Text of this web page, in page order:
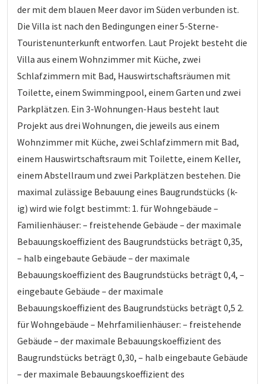
der mit dem blauen Meer davor im Süden verbunden ist.
Die Villa ist nach den Bedingungen einer 5-Sterne-
Touristenunterkunft entworfen. Laut Projekt besteht die
Villa aus einem Wohnzimmer mit Küche, zwei
Schlafzimmern mit Bad, Hauswirtschaftsräumen mit
Toilette, einem Swimmingpool, einem Garten und zwei
Parkplätzen. Ein 3-Wohnungen-Haus besteht laut
Projekt aus drei Wohnungen, die jeweils aus einem
Wohnzimmer mit Küche, zwei Schlafzimmern mit Bad,
einem Hauswirtschaftsraum mit Toilette, einem Keller,
einem Abstellraum und zwei Parkplätzen bestehen. Die
maximal zulässige Bebauung eines Baugrundstücks (k-
ig) wird wie folgt bestimmt: 1. für Wohngebäude –
Familienhäuser: – freistehende Gebäude – der maximale
Bebauungskoeffizient des Baugrundstücks beträgt 0,35,
– halb eingebaute Gebäude – der maximale
Bebauungskoeffizient des Baugrundstücks beträgt 0,4, –
eingebaute Gebäude – der maximale
Bebauungskoeffizient des Baugrundstücks beträgt 0,5 2.
für Wohngebäude – Mehrfamilienhäuser: – freistehende
Gebäude – der maximale Bebauungskoeffizient des
Baugrundstücks beträgt 0,30, – halb eingebaute Gebäude
– der maximale Bebauungskoeffizient des